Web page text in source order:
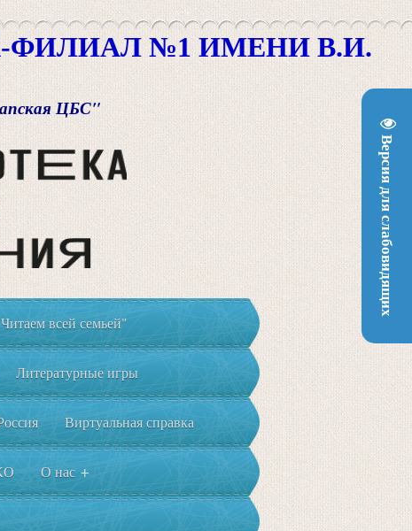
Версия для слабовидящих
№1 ИМЕНИ В.И.
ЦБС"
всей семьей"
Литературные игры
Виртуальная справка
О нас +